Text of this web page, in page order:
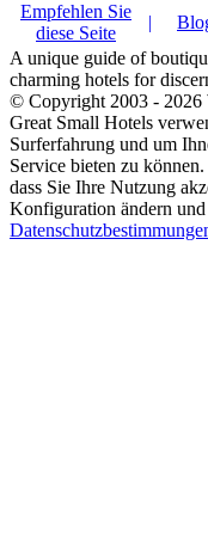
Empfehlen Sie
diese Seite
|
A unique guide of
charming hotels for
© Copyright 2003 - 2026
Great Small Hotels
Surferfahrung und um
Service bieten zu
dass Sie Ihre Nutzung
Konfiguration ändern